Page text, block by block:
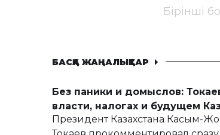
Бірінші
БАСҚА ЖАҢАЛЫҚТАР
Без паники и домыслов:
власти, налогах и будущем
Президент Казахстана Касым-